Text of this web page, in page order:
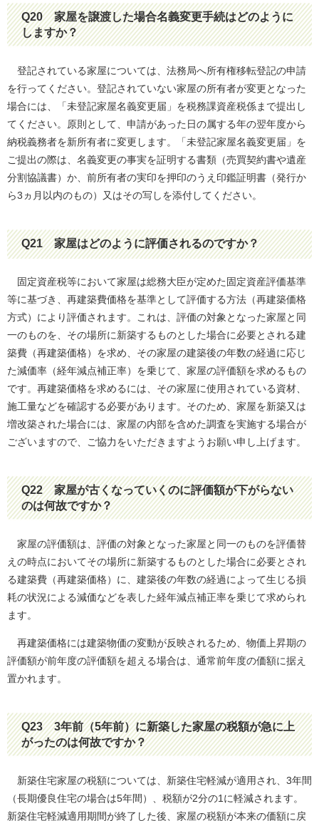
Q20家屋を譲渡した場合名義変更手続はどのように
しますか？
登記されている家屋については、法務局へ所有権移転登記の申請
を行ってください。登記されていない家屋の所有者が変更となった
場合には、「未登記家屋名義変更届」を税務課資産税係まで提出し
てください。原則として、申請があった日の属する年の翌年度から
納税義務者を新所有者に変更します。「未登記家屋名義変更届」を
ご提出の際は、名義変更の事実を証明する書類（売買契約書や遺産
分割協議書）か、前所有者の実印を押印のうえ印鑑証明書（発行か
ら3ヵ月以内のもの）又はその写しを添付してください。
Q21家屋はどのように評価されるのですか？
固定資産税等において家屋は総務大臣が定めた固定資産評価基準
等に基づき、再建築費価格を基準として評価する方法（再建築価格
方式）により評価されます。これは、評価の対象となった家屋と同
一のものを、その場所に新築するものとした場合に必要とされる建
築費（再建築価格）を求め、その家屋の建築後の年数の経過に応じ
た減価率（経年減点補正率）を乗じて、家屋の評価額を求めるもの
です。再建築価格を求めるには、その家屋に使用されている資材、
施工量などを確認する必要があります。そのため、家屋を新築又は
増改築された場合には、家屋の内部を含めた調査を実施する場合が
ございますので、ご協力をいただきますようお願い申し上げます。
Q22家屋が古くなっていくのに評価額が下がらない
のは何故ですか？
家屋の評価額は、評価の対象となった家屋と同一のものを評価替
えの時点においてその場所に新築するものとした場合に必要とされ
る建築費（再建築価格）に、建築後の年数の経過によって生じる損
耗の状況による減価などを表した経年減点補正率を乗じて求められ
ます。
再建築価格には建築物価の変動が反映されるため、物価上昇期の
評価額が前年度の評価額を超える場合は、通常前年度の価額に据え
置かれます。
Q233年前（5年前）に新築した家屋の税額が急に上
がったのは何故ですか？
新築住宅家屋の税額については、新築住宅軽減が適用され、3年間
（長期優良住宅の場合は5年間）、税額が2分の1に軽減されます。
新築住宅軽減適用期間が終了した後、家屋の税額が本来の価額に戻